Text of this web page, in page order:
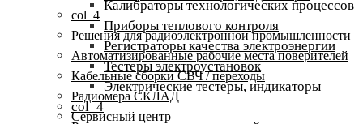
col_4
Решения для радиоэлектронной промышленности
Автоматизированные рабочие места поверителей
Кабельные сборки СВЧ / переходы
Радиомера СКЛАД
Сервисный центр
Калибраторы технологических процессов
Приборы теплового контроля
Регистраторы качества электроэнергии
Тестеры электроустановок
Электрические тестеры, индикаторы
col_4